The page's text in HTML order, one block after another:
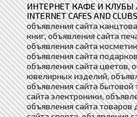
ИНТЕРНЕТ КАФЕ И КЛУБЫ /
INTERNET CAFES AND CLUBS
объявления сайта
книг, объявления сайта
объявления сайта
объявления сайта
объявления сайта цветов,
ювелирных изделий,
объявления сайта бытовой
сайта электроники,
объявления сайта товаров